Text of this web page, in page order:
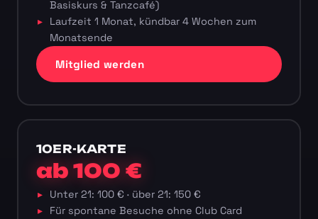
Basiskurs & Tanzcafé)
Laufzeit 1 Monat, kündbar 4 Wochen zum
Monatsende
Mitglied werden
10ER-KARTE
ab 100 €
Unter 21: 100 € · über 21: 150 €
Für spontane Besuche ohne Club Card